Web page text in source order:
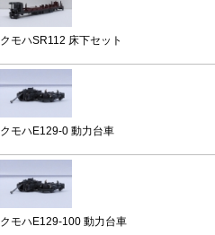
クモハSR112 床下セット
クモハE129-0 動力台車
クモハE129-100 動力台車